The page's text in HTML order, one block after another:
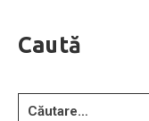
Caută